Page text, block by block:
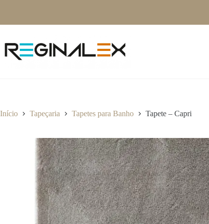
Início Tapeçaria Tapetes para Banho Tapete – Capri